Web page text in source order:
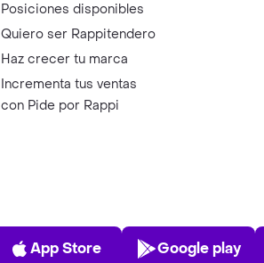
Posiciones disponibles
Quiero ser Rappitendero
Haz crecer tu marca
Incrementa tus ventas
con Pide por Rappi
App Store
App Store
Play Store
Google play